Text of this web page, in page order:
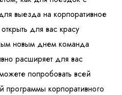
выезда на корпоративное
для вас красу
новым днем команда
расширяет для вас
попробовать всей
корпоративного